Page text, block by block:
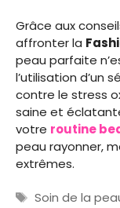
Grâce aux
affronter la
peau parfaite
l’utilisation d’un
contre le stress
saine et
votre routine
peau rayonner,
extrêmes.
Étiquettes
Soin de la